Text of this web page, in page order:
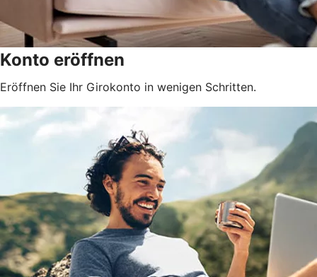
Konto eröffnen
Eröffnen Sie Ihr Girokonto in wenigen Schritten.